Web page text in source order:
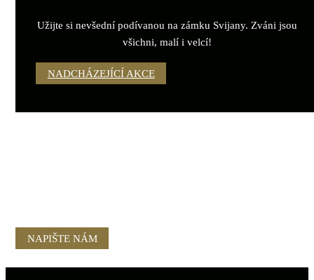
Užijte si nevšední podívanou na zámku Svijany. Zváni jsou
všichni, malí i velcí!
NADCHÁZEJÍCÍ AKCE
NAPIŠTE NÁM